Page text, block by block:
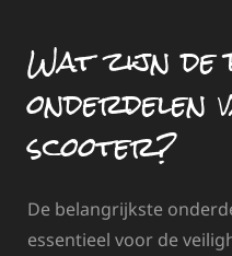
Wat zijn
onderdelen
scooter?
De belangrijkste
essentieel voor de